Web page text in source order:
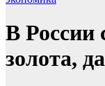
В России
золота,